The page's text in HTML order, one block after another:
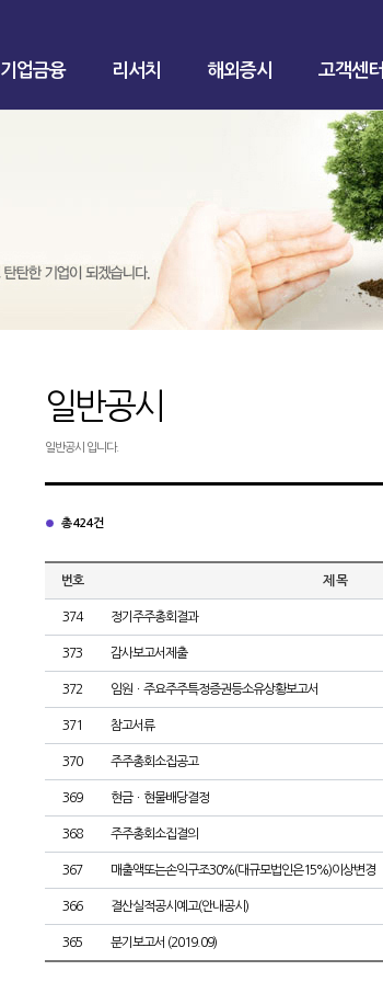
기업금융 리서치 해외증시 고객센터
일반공시
일반공시 입니다.
총 424건
번호 제 목
374 정기주주총회결과
373 감사보고서제출
372 임원ㆍ주요주주특정증권등소유상황보고서
371 참고서류
370 주주총회소집공고
369 현금ㆍ현물배당결정
368 주주총회소집결의
367 매출액또는손익구조30%(대규모법인은15%)이상변경
366 결산실적공시예고(안내공시)
365 분기보고서 (2019.09)